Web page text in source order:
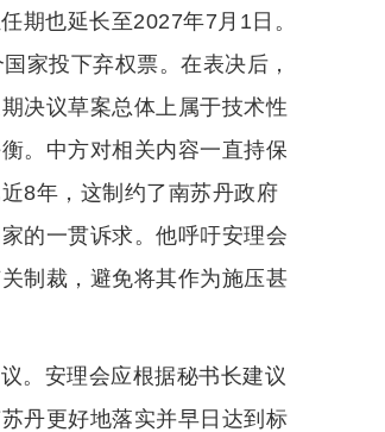
期也延长至2027年7月1日。
家投下弃权票。在表决后，
决议草案总体上属于技术性
。中方对相关内容一直持保
8年，这制约了南苏丹政府
的一贯诉求。他呼吁安理会
制裁，避免将其作为施压甚
。安理会应根据秘书长建议
丹更好地落实并早日达到标